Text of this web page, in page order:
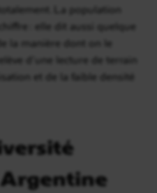
La population
: elle dit aussi quelque
la manière dont on le
d’une lecture de terrain
et de la faible densité